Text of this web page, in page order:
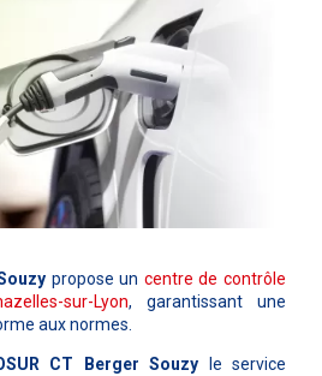
propose un centre de contrôle
sur-Lyon, garantissant une
aux normes.
CT Berger Souzy le service